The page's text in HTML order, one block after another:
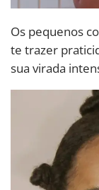
Os pequenos
te trazer
sua virada